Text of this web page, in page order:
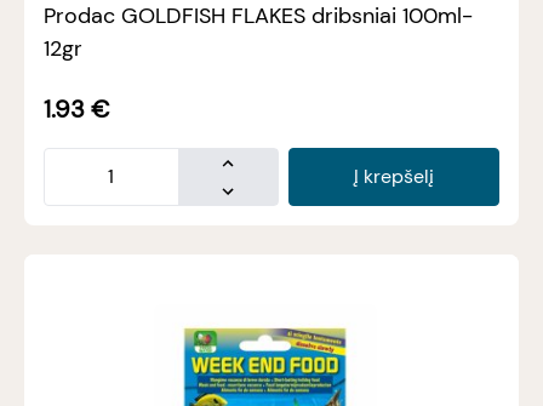
Prodac GOLDFISH FLAKES dribsniai 100ml-
12gr
1.93€
Į krepšelį